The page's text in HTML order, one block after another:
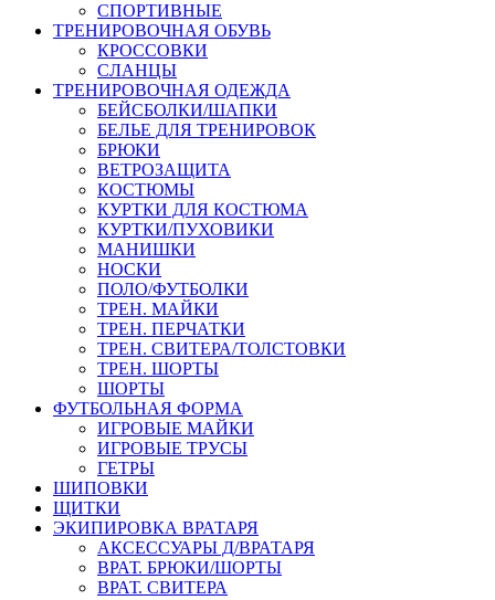
СПОРТИВНЫЕ
ТРЕНИРОВОЧНАЯ ОБУВЬ
КРОССОВКИ
СЛАНЦЫ
ТРЕНИРОВОЧНАЯ ОДЕЖДА
БЕЙСБОЛКИ/ШАПКИ
БЕЛЬЕ ДЛЯ ТРЕНИРОВОК
БРЮКИ
ВЕТРОЗАЩИТА
КОСТЮМЫ
КУРТКИ ДЛЯ КОСТЮМА
КУРТКИ/ПУХОВИКИ
МАНИШКИ
НОСКИ
ПОЛО/ФУТБОЛКИ
ТРЕН. МАЙКИ
ТРЕН. ПЕРЧАТКИ
ТРЕН. СВИТЕРА/ТОЛСТОВКИ
ТРЕН. ШОРТЫ
ШОРТЫ
ФУТБОЛЬНАЯ ФОРМА
ИГРОВЫЕ МАЙКИ
ИГРОВЫЕ ТРУСЫ
ГЕТРЫ
ШИПОВКИ
ЩИТКИ
ЭКИПИРОВКА ВРАТАРЯ
АКСЕССУАРЫ Д/ВРАТАРЯ
ВРАТ. БРЮКИ/ШОРТЫ
ВРАТ. СВИТЕРА